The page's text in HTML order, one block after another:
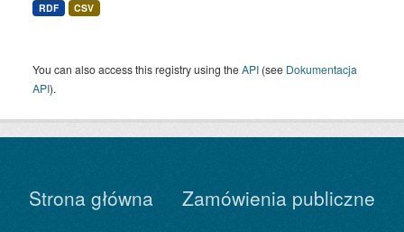
RDF CSV
You can also access this registry using theAPI (see Dokumentacja
API).
Strona główna
Zamówienia publiczne